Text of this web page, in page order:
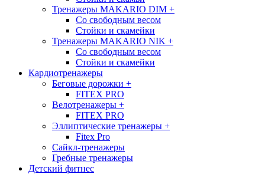
Тренажеры MAKARIO DIM +
Со свободным весом
Стойки и скамейки
Тренажеры MAKARIO NIK +
Со свободным весом
Стойки и скамейки
Кардиотренажеры
Беговые дорожки +
FITEX PRO
Велотренажеры +
FITEX PRO
Эллиптические тренажеры +
Fitex Pro
Сайкл-тренажеры
Гребные тренажеры
Детский фитнес